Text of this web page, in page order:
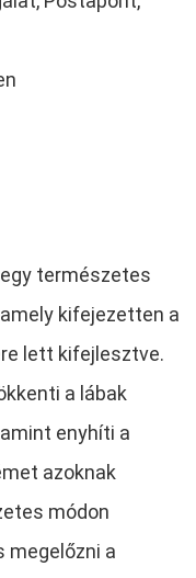
egy természetes
kifejezetten a
lett kifejlesztve.
a lábak
enyhíti a
azoknak
módon
megelőzni a